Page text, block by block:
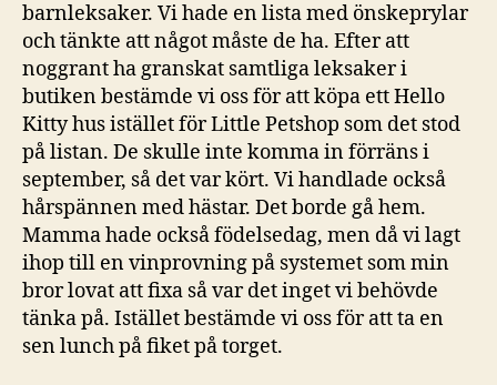
barnleksaker. Vi hade en lista med önskeprylar
och tänkte att något måste de ha. Efter att
noggrant ha granskat samtliga leksaker i
butiken bestämde vi oss för att köpa ett Hello
Kitty hus istället för Little Petshop som det stod
på listan. De skulle inte komma in förräns i
september, så det var kört. Vi handlade också
hårspännen med hästar. Det borde gå hem.
Mamma hade också födelsedag, men då vi lagt
ihop till en vinprovning på systemet som min
bror lovat att fixa så var det inget vi behövde
tänka på. Istället bestämde vi oss för att ta en
sen lunch på fiket på torget.